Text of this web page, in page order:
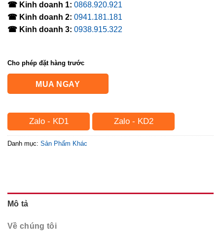
☎ Kinh doanh 1: 0868.920.921
☎ Kinh doanh 2: 0941.181.181
☎ Kinh doanh 3: 0938.915.322
Cho phép đặt hàng trước
MUA NGAY
Zalo - KD1 Zalo - KD2
Danh mục: Sản Phẩm Khác
Mô tả
Về chúng tôi